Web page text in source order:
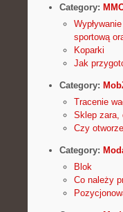
Category:
sportową
Koparki
Jak
Category:
Tracenie
Sklep zara,
Czy
Category:
Blok
Co należy